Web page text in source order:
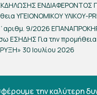
ΕΝΔΙΑΦΕΡΟΝΤΟΣ
ΥΓΕΙΟΝΟΜΙΚΟΥ ΥΛΙΚΟΥ-
9/2026
ΕΣΗΔΗΣ Για την
30 Ιουλίου 2026
την καλύτερη